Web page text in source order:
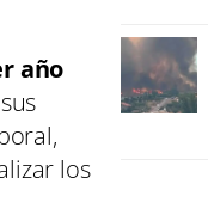
año
los